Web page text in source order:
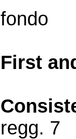
fondo
First
regg. 7